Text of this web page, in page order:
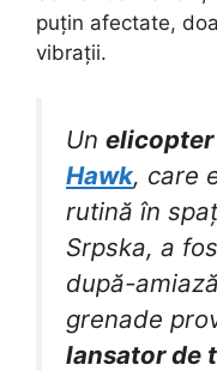
puțin afectate,
vibrații.
Un
Hawk, care
rutină în
Srpska, a
după-
grenade
lansator de